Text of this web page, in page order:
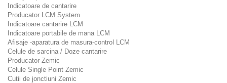
Indicatoare de cantarire
Producator LCM System
Indicatoare cantarire LCM
Indicatoare portabile de mana LCM
Afisaje -aparatura de masura-control LCM
Celule de sarcina / Doze cantarire
Producator Zemic
Celule Single Point Zemic
Cutii de jonctiuni Zemic